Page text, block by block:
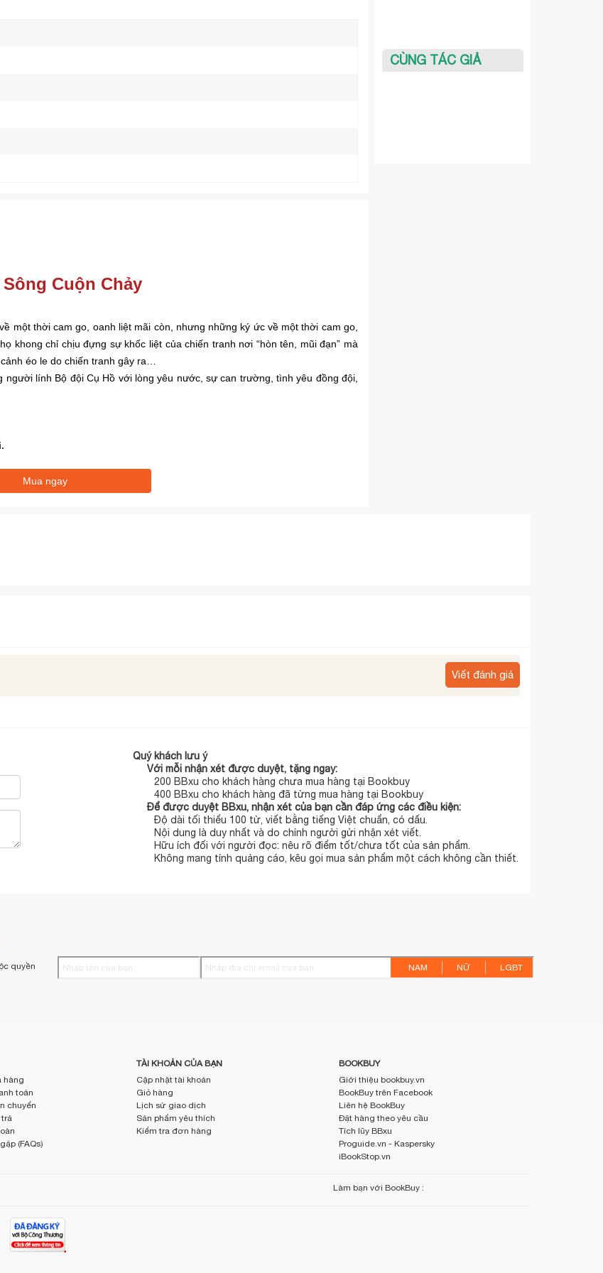
Cuộn Chảy
một thời cam go, oanh liệt mãi còn, nhưng những ký ức về một thời cam go,
khong chỉ chịu đựng sự khốc liệt của chiến tranh nơi “hòn tên, mũi đạn” mà
éo le do chiến tranh gây ra…
người lính Bộ đội Cụ Hồ với lòng yêu nước, sự can trường, tình yêu đồng đội,
Mua ngay
CÙNG TÁC GIẢ
Viết đánh giá
Quý khách lưu ý
Với mỗi nhận xét được duyệt, tặng ngay:
200 BBxu cho khách hàng chưa mua hàng tại Bookbuy
400 BBxu cho khách hàng đã từng mua hàng tại Bookbuy
Để được duyệt BBxu, nhận xét của bạn cần đáp ứng các điều kiện:
Độ dài tối thiểu 100 từ, viết bằng tiếng Việt chuẩn, có dấu.
Nội dung là duy nhất và do chính người gửi nhận xét viết.
Hữu ích đối với người đọc: nêu rõ điểm tốt/chưa tốt của sản phẩm.
Không mang tính quảng cáo, kêu gọi mua sản phẩm một cách không cần thiết.
quyền
NAM NỮ LGBT
hàng
toán
chuyển
trả
(FAQs)
TÀI KHOẢN CỦA BẠN
Cập nhật tài khoản
Giỏ hàng
Lịch sử giao dịch
Sản phẩm yêu thích
Kiểm tra đơn hàng
BOOKBUY
Giới thiệu bookbuy.vn
BookBuy trên Facebook
Liên hệ BookBuy
Đặt hàng theo yêu cầu
Tích lũy BBxu
Proguide.vn - Kaspersky
iBookStop.vn
Làm bạn với BookBuy :